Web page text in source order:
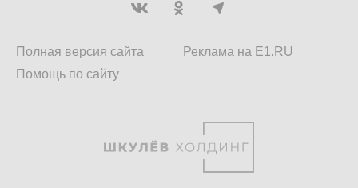
Полная версия сайта
Помощь по сайту
Реклама на E1.RU